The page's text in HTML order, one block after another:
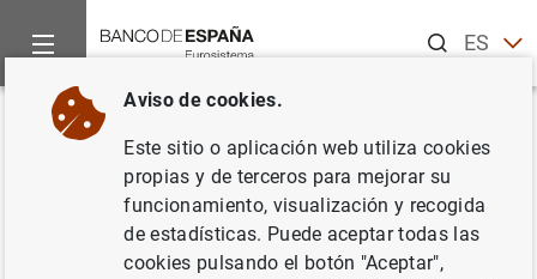
ESEN
Inicio Noticias y eventos
Volver
Diecinueve entidades públicas y
privadas se unen para luchar
contra el fraude financiero
Aviso de cookies.
Este sitio o aplicación web utiliza cookies
propias y de terceros para mejorar su
funcionamiento, visualización y recogida
de estadísticas. Puede aceptar todas las
cookies pulsando el botón "Aceptar",